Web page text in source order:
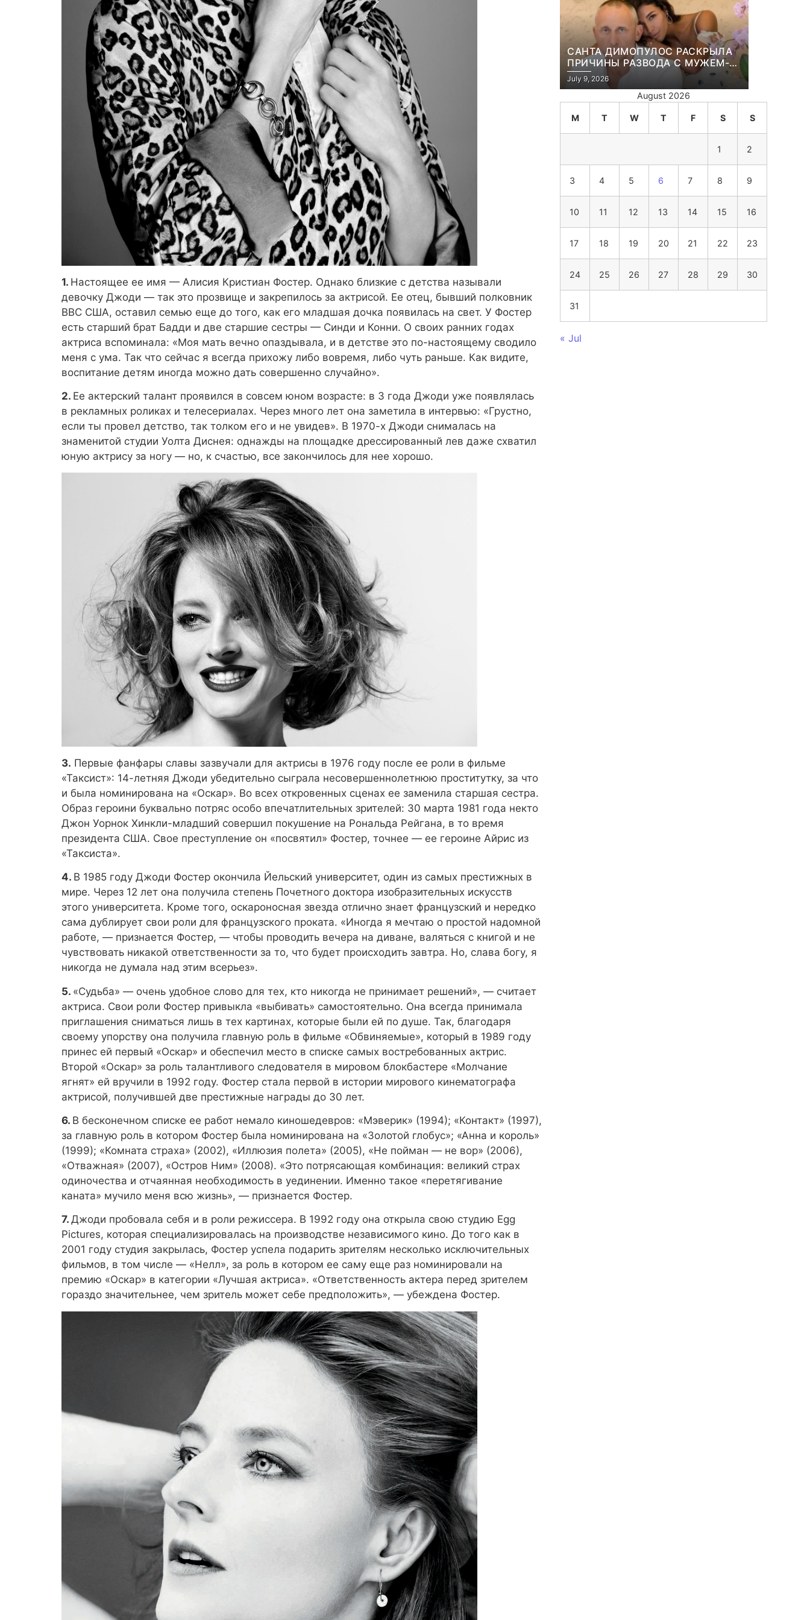
1. Настоящее ее имя — Алисия Кристиан Фостер. Однако близкие с детства называли
девочку Джоди — так это прозвище и закрепилось за актрисой. Ее отец, бывший полковник
ВВС США, оставил семью еще до того, как его младшая дочка появилась на свет. У Фостер
есть старший брат Бадди и две старшие сестры — Синди и Конни. О своих ранних годах
актриса вспоминала: «Моя мать вечно опаздывала, и в детстве это по-настоящему сводило
меня с ума. Так что сейчас я всегда прихожу либо вовремя, либо чуть раньше. Как видите,
воспитание детям иногда можно дать совершенно случайно».
2. Ее актерский талант проявился в совсем юном возрасте: в 3 года Джоди уже появлялась
в рекламных роликах и телесериалах. Через много лет она заметила в интервью: «Грустно,
если ты провел детство, так толком его и не увидев». В 1970-х Джоди снималась на
знаменитой студии Уолта Диснея: однажды на площадке дрессированный лев даже схватил
юную актрису за ногу — но, к счастью, все закончилось для нее хорошо.
3. Первые фанфары славы зазвучали для актрисы в 1976 году после ее роли в фильме
«Таксист»: 14-летняя Джоди убедительно сыграла несовершеннолетнюю проститутку, за что
и была номинирована на «Оскар». Во всех откровенных сценах ее заменила старшая сестра.
Образ героини буквально потряс особо впечатлительных зрителей: 30 марта 1981 года некто
Джон Уорнок Хинкли-младший совершил покушение на Рональда Рейгана, в то время
президента США. Свое преступление он «посвятил» Фостер, точнее — ее героине Айрис из
«Таксиста».
4. В 1985 году Джоди Фостер окончила Йельский университет, один из самых престижных в
мире. Через 12 лет она получила степень Почетного доктора изобразительных искусств
этого университета. Кроме того, оскароносная звезда отлично знает французский и нередко
сама дублирует свои роли для французского проката. «Иногда я мечтаю о простой надомной
работе, — признается Фостер, — чтобы проводить вечера на диване, валяться с книгой и не
чувствовать никакой ответственности за то, что будет происходить завтра. Но, слава богу, я
никогда не думала над этим всерьез».
5. «Судьба» — очень удобное слово для тех, кто никогда не принимает решений», — считает
актриса. Свои роли Фостер привыкла «выбивать» самостоятельно. Она всегда принимала
приглашения сниматься лишь в тех картинах, которые были ей по душе. Так, благодаря
своему упорству она получила главную роль в фильме «Обвиняемые», который в 1989 году
принес ей первый «Оскар» и обеспечил место в списке самых востребованных актрис.
Второй «Оскар» за роль талантливого следователя в мировом блокбастере «Молчание
ягнят» ей вручили в 1992 году. Фостер стала первой в истории мирового кинематографа
актрисой, получившей две престижные награды до 30 лет.
6. В бесконечном списке ее работ немало киношедевров: «Мэверик» (1994); «Контакт» (1997),
за главную роль в котором Фостер была номинирована на «Золотой глобус»; «Анна и король»
(1999); «Комната страха» (2002), «Иллюзия полета» (2005), «Не пойман — не вор» (2006),
«Отважная» (2007), «Остров Ним» (2008). «Это потрясающая комбинация: великий страх
одиночества и отчаянная необходимость в уединении. Именно такое «перетягивание
каната» мучило меня всю жизнь», — признается Фостер.
7. Джоди пробовала себя и в роли режиссера. В 1992 году она открыла свою студию Egg
Pictures, которая специализировалась на производстве независимого кино. До того как в
2001 году студия закрылась, Фостер успела подарить зрителям несколько исключительных
фильмов, в том числе — «Нелл», за роль в котором ее саму еще раз номинировали на
премию «Оскар» в категории «Лучшая актриса». «Ответственность актера перед зрителем
гораздо значительнее, чем зритель может себе предположить», — убеждена Фостер.
САНТА ДИМОПУЛОС РАСКРЫЛА
ПРИЧИНЫ РАЗВОДА С МУЖЕМ-
БИЗНЕСМЕНОМ
July 9, 2026
August 2026
M T W T F S S
1 2
3 4 5 6 7 8 9
10 11 12 13 14 15 16
17 18 19 20 21 22 23
24 25 26 27 28 29 30
31
« Jul